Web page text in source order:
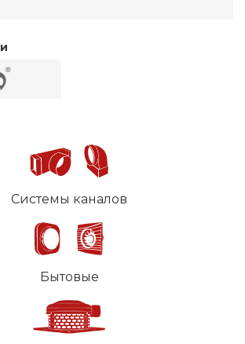
Системы каналов
Бытовые